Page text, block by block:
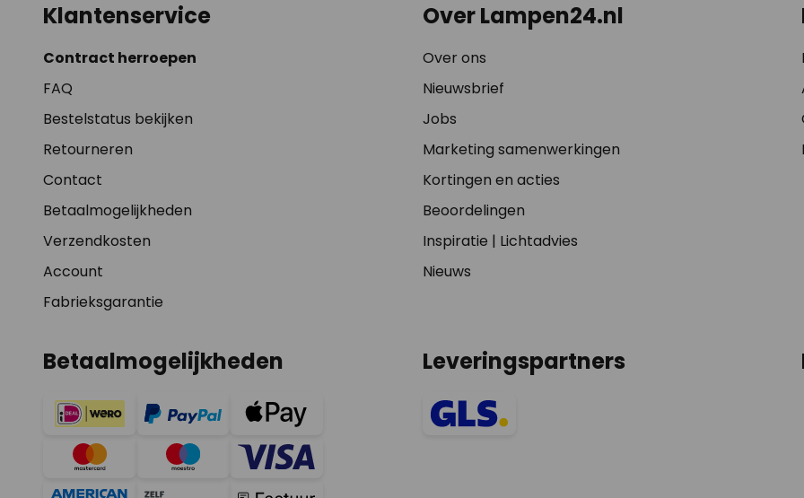
Klantenservice
Contract herroepen
FAQ
Bestelstatus bekijken
Retourneren
Contact
Betaalmogelijkheden
Verzendkosten
Account
Fabrieksgarantie
Over Lampen24.nl
Over ons
Nieuwsbrief
Jobs
Marketing samenwerkingen
Kortingen en acties
Beoordelingen
Inspiratie | Lichtadvies
Nieuws
Betaalmogelijkheden Leveringspartners